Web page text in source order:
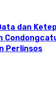
dan
Perlinsos